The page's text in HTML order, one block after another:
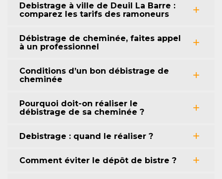
Debistrage à ville de Deuil La Barre :
comparez les tarifs des ramoneurs
Débistrage de cheminée, faites appel
à un professionnel
Conditions d’un bon débistrage de
cheminée
Pourquoi doit-on réaliser le
débistrage de sa cheminée ?
Debistrage : quand le réaliser ?
Comment éviter le dépôt de bistre ?